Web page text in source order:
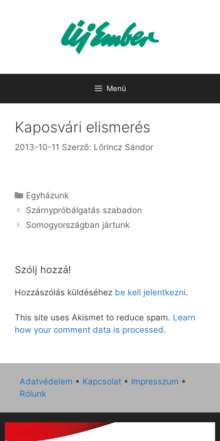
Menü
Kaposvári elismerés
2013-10-11 Szerző: Lőrincz Sándor
Kategória
Egyházunk
Szárnypróbálgatás szabadon
Somogyországban jártunk
Szólj hozzá!
Hozzászólás küldéséhez be kell jelentkezni.
This site uses Akismet to reduce spam. Learn
how your comment data is processed.
Adatvédelem • Kapcsolat • Impresszum •
Rólunk